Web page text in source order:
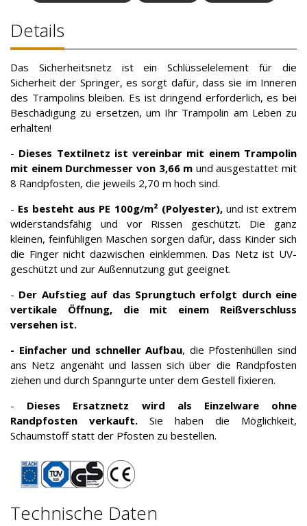
Details
Das Sicherheitsnetz ist ein Schlüsselelement für die
Sicherheit der Springer, es sorgt dafür, dass sie im Inneren
des Trampolins bleiben. Es ist dringend erforderlich, es bei
Beschädigung zu ersetzen, um Ihr Trampolin am Leben zu
erhalten!
- Dieses Textilnetz ist vereinbar mit einem Trampolin
mit einem Durchmesser von 3,66 m und ausgestattet mit
8 Randpfosten, die jeweils 2,70 m hoch sind.
- Es besteht aus PE 100g/m² (Polyester),und ist extrem
widerstandsfähig und vor Rissen geschützt. Die ganz
kleinen, feinfühligen Maschen sorgen dafür, dass Kinder sich
die Finger nicht dazwischen einklemmen. Das Netz ist UV-
geschützt und zur Außennutzung gut geeignet.
- Der Aufstieg auf das Sprungtuch erfolgt durch eine
vertikale Öffnung, die mit einem Reißverschluss
versehen ist.
- Einfacher und schneller Aufbau, die Pfostenhüllen sind
ans Netz angenäht und lassen sich über die Randpfosten
ziehen und durch Spanngurte unter dem Gestell fixieren.
- Dieses Ersatznetz wird als Einzelware ohne
Randpfosten verkauft. Sie haben die Möglichkeit,
Schaumstoff statt der Pfosten zu bestellen.
Technische Daten